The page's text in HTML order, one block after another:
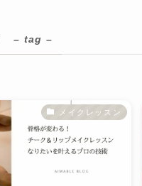
– tag –
メイクレッスン